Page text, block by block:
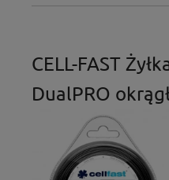
CELL-FAST
DualPRO